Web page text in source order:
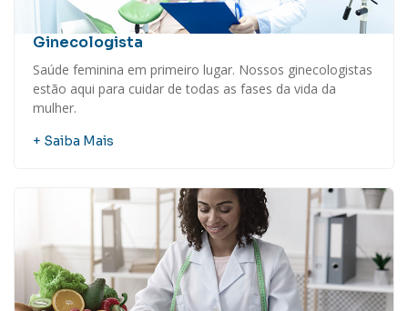
Ginecologista
Saúde feminina em primeiro lugar. Nossos ginecologistas
estão aqui para cuidar de todas as fases da vida da
mulher.
+ Saiba Mais